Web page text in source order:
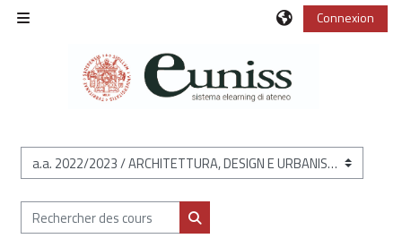
Passer au contenu principal
Connexion
Catégories de cours
Rechercher des cours
Rechercher des cours